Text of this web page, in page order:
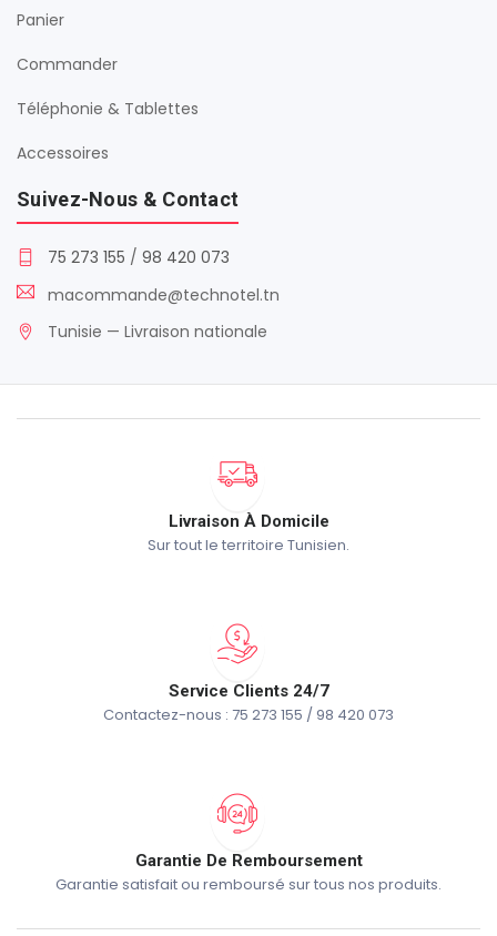
Panier
Commander
Téléphonie & Tablettes
Accessoires
Suivez-Nous & Contact
75 273 155 / 98 420 073
macommande@technotel.tn
Tunisie — Livraison nationale
Livraison À Domicile
Sur tout le territoire Tunisien.
Service Clients 24/7
Contactez-nous : 75 273 155 / 98 420 073
Garantie De Remboursement
Garantie satisfait ou remboursé sur tous nos produits.